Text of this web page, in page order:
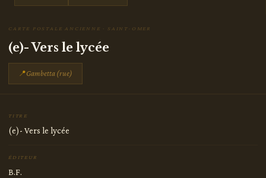
CARTE POSTALE ANCIENNE · SAINT-OMER
(e)- Vers le lycée
📍Gambetta (rue)
TITRE
(e)- Vers le lycée
ÉDITEUR
B.F.